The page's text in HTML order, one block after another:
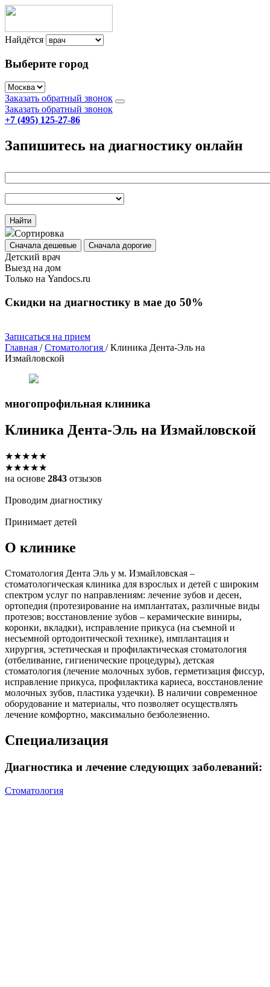
Найдётся
Выберите город
Заказать обратный звонок
Заказать обратный звонок
+7 (495) 125-27-86
Запишитесь на диагностику онлайн
Найти
Сортировка
Сначала дешевые Сначала дорогие
Детский врач
Выезд на дом
Только на Yandocs.ru
Скидки на диагностику в мае до 50%
Записаться на прием
Главная / Стоматология / Клиника Дента-Эль на
Измайловской
многопрофильная клиника
Клиника Дента-Эль на Измайловской
★★★★★
★★★★★
на основе 2843 отзызов
Проводим диагностику
Принимает детей
О клинике
Стоматология Дента Эль у м. Измайловская –
стоматологическая клиника для взрослых и детей с широким
спектром услуг по направлениям: лечение зубов и десен,
ортопедия (протезирование на имплантатах, различные виды
протезов; восстановление зубов – керамические виниры,
коронки, вкладки), исправление прикуса (на съемной и
несъемной ортодонтической технике), имплантация и
хирургия, эстетическая и профилактическая стоматология
(отбеливание, гигиенические процедуры), детская
стоматология (лечение молочных зубов, герметизация фиссур,
исправление прикуса, профилактика кариеса, восстановление
молочных зубов, пластика уздечки). В наличии современное
оборудование и материалы, что позволяет осуществлять
лечение комфортно, максимально безболезненно.
Специализация
Диагностика и лечение следующих заболеваний:
Стоматология